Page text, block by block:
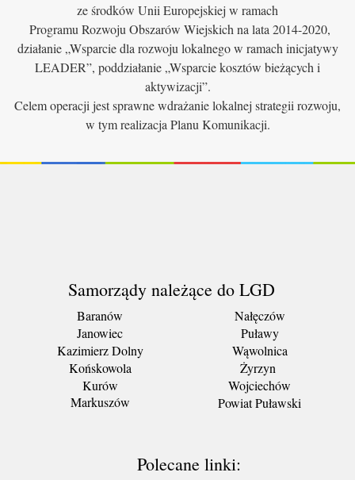
ze środków Unii Europejskiej w ramach
Programu Rozwoju Obszarów Wiejskich na lata 2014-2020,
działanie „Wsparcie dla rozwoju lokalnego w ramach inicjatywy
LEADER”, poddziałanie „Wsparcie kosztów bieżących i
aktywizacji”.
Celem operacji jest sprawne wdrażanie lokalnej strategii rozwoju,
w tym realizacja Planu Komunikacji.
Samorządy należące do LGD
Baranów
Janowiec
Kazimierz Dolny
Końskowola
Kurów
Markuszów
Nałęczów
Puławy
Wąwolnica
Żyrzyn
Wojciechów
Powiat Puławski
Polecane linki: